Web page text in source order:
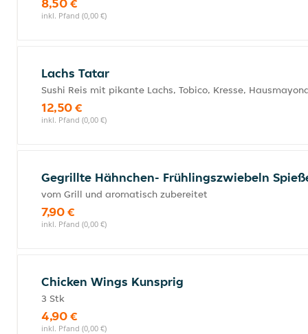
inkl. Pfand (0,00 €)
Lachs Tatar
Sushi Reis mit pikante Lachs, Tobico, Kresse,
12,50 €
inkl. Pfand (0,00 €)
Gegrillte Hähnchen- Frühlingszwiebeln
vom Grill und aromatisch zubereitet
7,90 €
inkl. Pfand (0,00 €)
Chicken Wings Kunsprig
3 Stk
4,90 €
inkl. Pfand (0,00 €)